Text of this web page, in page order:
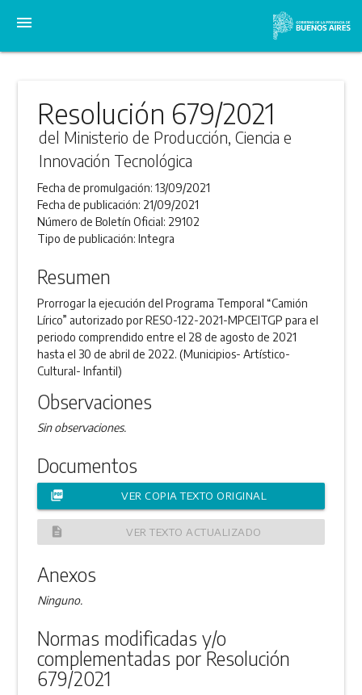
menu
Resolución 679/2021
del Ministerio de Producción, Ciencia e
Innovación Tecnológica
Fecha de promulgación:13/09/2021
Fecha de publicación: 21/09/2021
Número de Boletín Oficial: 29102
Tipo de publicación:Integra
Resumen
Prorrogar la ejecución del Programa Temporal “Camión
Lírico” autorizado por RESO-122-2021-MPCEITGP para el
periodo comprendido entre el 28 de agosto de 2021
hasta el 30 de abril de 2022. (Municipios- Artístico-
Cultural- Infantil)
Observaciones
Sin observaciones.
Documentos
picture_as_pdf VER COPIA TEXTO ORIGINAL
description VER TEXTO ACTUALIZADO
Anexos
Ninguno.
Normas modificadas y/o
complementadas por Resolución
679/2021